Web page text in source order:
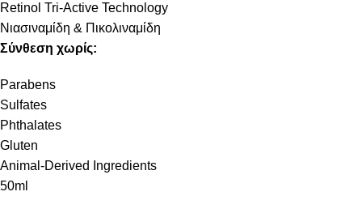
Retinol Tri-Active Technology
Νιασιναμίδη & Πικολιναμίδη
Σύνθεση χωρίς:
Parabens
Sulfates
Phthalates
Gluten
Animal-Derived Ingredients
50ml